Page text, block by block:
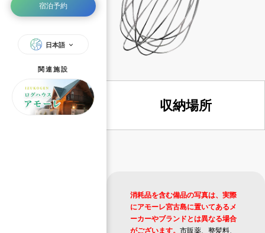
宿泊予約
日本語
関連施設
収納場所
消耗品を含む備品の写真は、実際
にアモーレ宮古島に置いてあるメ
ーカーやブランドとは異なる場合
がございます。 市販薬、整髪料、